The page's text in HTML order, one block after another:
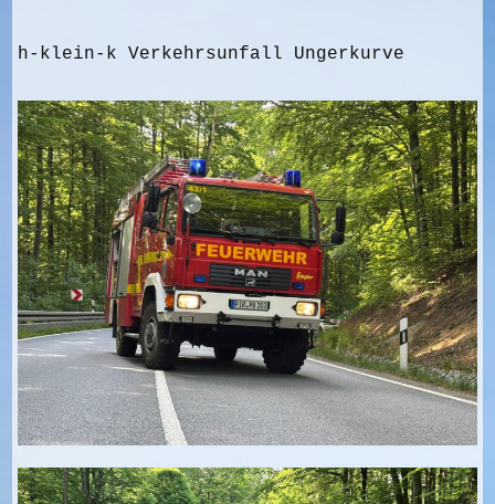
h-klein-k Verkehrsunfall Ungerkurve